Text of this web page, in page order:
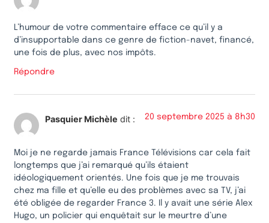
L’humour de votre commentaire efface ce qu’il y a
d’insupportable dans ce genre de fiction-navet, financé,
une fois de plus, avec nos impôts.
Répondre
Pasquier Michèle dit : 20 septembre 2025 à 8h30
Moi je ne regarde jamais France Télévisions car cela fait
longtemps que j’ai remarqué qu’ils étaient
idéologiquement orientés. Une fois que je me trouvais
chez ma fille et qu’elle eu des problèmes avec sa TV, j’ai
été obligée de regarder France 3. Il y avait une série Alex
Hugo, un policier qui enquêtait sur le meurtre d’une